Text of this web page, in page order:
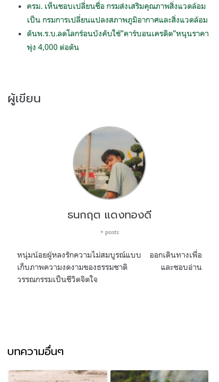
ครม. เห็นชอบเปลี่ยนชื่อ กรมส่งเสริมคุณภาพสิ่งแวดล้อม
เป็น กรมการเปลี่ยนแปลงสภาพภูมิอากาศและสิ่งแวดล้อม
ดันพ.ร.บ.ลดโลกร้อนบังคับใช้”คาร์บอนเครดิต”หนุนราคา
พุ่ง 4,000 ต่อตัน
ผู้เขียน
ธนกฤต แดงทองดี
+ posts
หนุ่มน้อยผู้หลงรักความไม่สมบูรณ์แบบ ออกเดินทางเพื่อ
เก็บภาพความงดงามของธรรมชาติ และชอบอ่าน
วรรณกรรมเป็นชีวิตจิตใจ
บทความอื่นๆ